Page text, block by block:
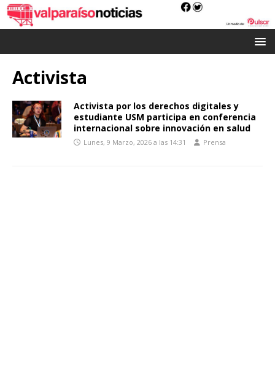
Activista
Activista por los derechos digitales y
estudiante USM participa en conferencia
internacional sobre innovación en salud
Lunes, 9 Marzo, 2026 a las 14:31 Prensa